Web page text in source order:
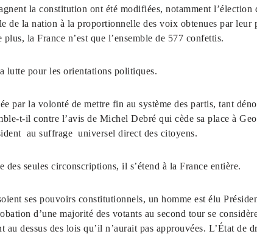
la constitution ont été modifiées, notamment l’élection
de la nation à la proportionnelle des voix obtenues par leur
la France n’est que l’ensemble de 577 confettis.
pour les orientations politiques.
la volonté de mettre fin au système des partis, tant
t-il contre l’avis de Michel Debré qui cède sa place à
au suffrage universel direct des citoyens.
seules circonscriptions, il s’étend à la France entière.
ses pouvoirs constitutionnels, un homme est élu
d’une majorité des votants au second tour se
au dessus des lois qu’il n’aurait pas approuvées. L’État de